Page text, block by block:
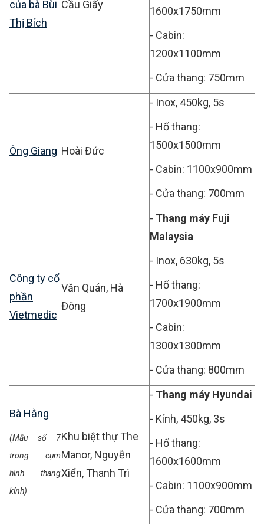
của bà Bùi
Thị Bích
Cầu Giấy
1600x1750mm
- Cabin:
1200x1100mm
- Cửa thang: 750mm
Ông Giang Hoài Đức
- Inox, 450kg, 5s
- Hố thang:
1500x1500mm
- Cabin: 1100x900mm
- Cửa thang: 700mm
Công ty cổ
phần
Vietmedic
Văn Quán, Hà
Đông
- Thang máy Fuji
Malaysia
- Inox, 630kg, 5s
- Hố thang:
1700x1900mm
- Cabin:
1300x1300mm
- Cửa thang: 800mm
Bà Hằng
(Mẫu số 7
trong cụm
hình thang
kính)
Khu biệt thự The
Manor, Nguyễn
Xiển, Thanh Trì
- Thang máy Hyundai
- Kính, 450kg, 3s
- Hố thang:
1600x1600mm
- Cabin: 1100x900mm
- Cửa thang: 700mm